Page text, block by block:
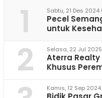
1 Sabtu, 21 Des 2024
Pecel
untuk
2 Selasa, 22 Jul 2025
Aterra Realty
Khusus
Kamis, 12 Sep 2024